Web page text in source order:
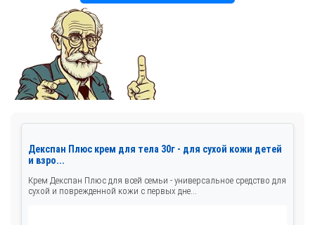
Декспан Плюс крем для тела 30г - для сухой кожи детей
и взро...
Крем Декспан Плюс для всей семьи - универсальное средство для
сухой и поврежденной кожи с первых дне...